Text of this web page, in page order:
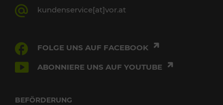
kundenservice[at]vor.at
FOLGE UNS AUF FACEBOOK
ABONNIERE UNS AUF YOUTUBE
BEFÖRDERUNG